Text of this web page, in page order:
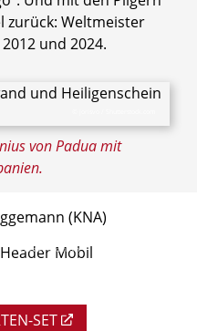
von Padua mit
zurück: Weltmeister
und 2024.
(KNA)
© Erzbistum Paderborn
SET